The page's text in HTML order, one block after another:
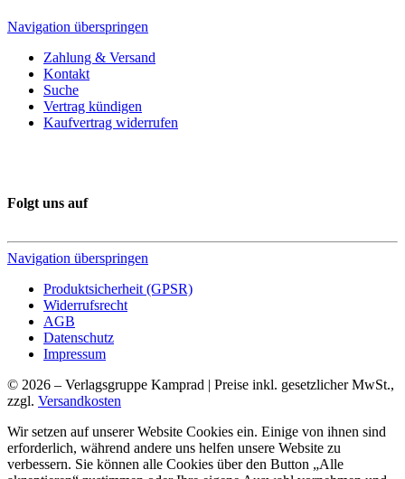
Navigation überspringen
Zahlung & Versand
Kontakt
Suche
Vertrag kündigen
Kaufvertrag widerrufen
Folgt uns auf
Navigation überspringen
Produktsicherheit (GPSR)
Widerrufsrecht
AGB
Datenschutz
Impressum
© 2026 – Verlagsgruppe Kamprad | Preise inkl. gesetzlicher MwSt.,
zzgl. Versandkosten
Wir setzen auf unserer Website Cookies ein. Einige von ihnen sind
erforderlich, während andere uns helfen unsere Website zu
verbessern. Sie können alle Cookies über den Button „Alle